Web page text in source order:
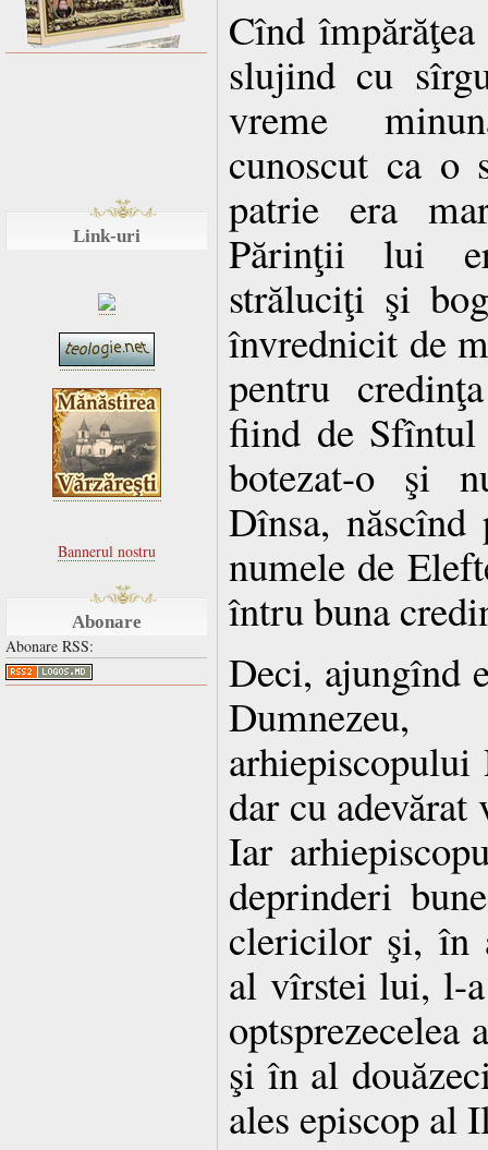
Link-uri
Bannerul nostru
Abonare
Abonare RSS:
Cînd
slujind cu
vreme
cunoscut ca o
patrie era
Părinţii lui
străluciţi şi
învrednicit de
pentru
fiind de Sfîntul
botezat-o şi
Dînsa,
numele de
întru buna
Deci, ajungînd
dar cu
Iar
deprinderi
clericilor şi, în
al vîrstei lui, l-
şi în al
ales episcop al